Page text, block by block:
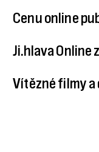
Cenu online
Ji.hlava Online
Vítězné filmy a